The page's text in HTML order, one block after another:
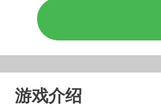
游戏介绍